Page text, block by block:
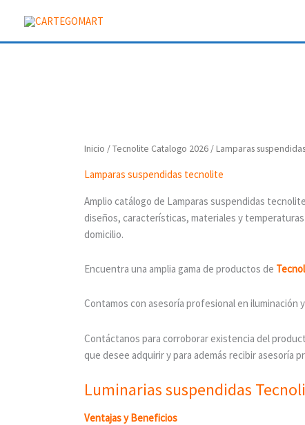
contenido
Inicio /Tecnolite Catalogo 2026 / Lamparas
Lamparas suspendidas tecnolite
Amplio catálogo de Lamparas suspendidas
diseños, características, materiales y
domicilio.
Encuentra una amplia gama de productos de Tecno
Contamos con asesoría profesional en
Contáctanos para corroborar existencia del
que desee adquirir y para además recibir asesoría
Luminarias suspendidas
Ventajas y Beneficios